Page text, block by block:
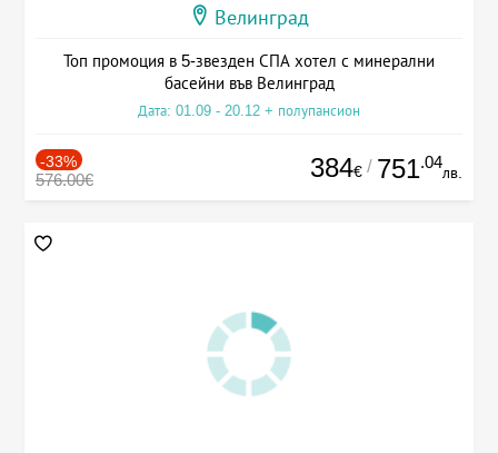
Велинград
Топ промоция в 5-звезден СПА хотел с минерални
басейни във Велинград
Дата: 01.09 - 20.12 + полупансион
-33%
576.00€ 384€ / 751.04
лв.